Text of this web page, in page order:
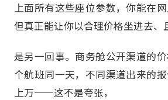
上面所有这些座位参数，你能在网
但真正能让你以合理价格坐进去、
是另一回事。商务舱公开渠道的
个航班同一天，不同渠道出来的
上万——这不是夸张，